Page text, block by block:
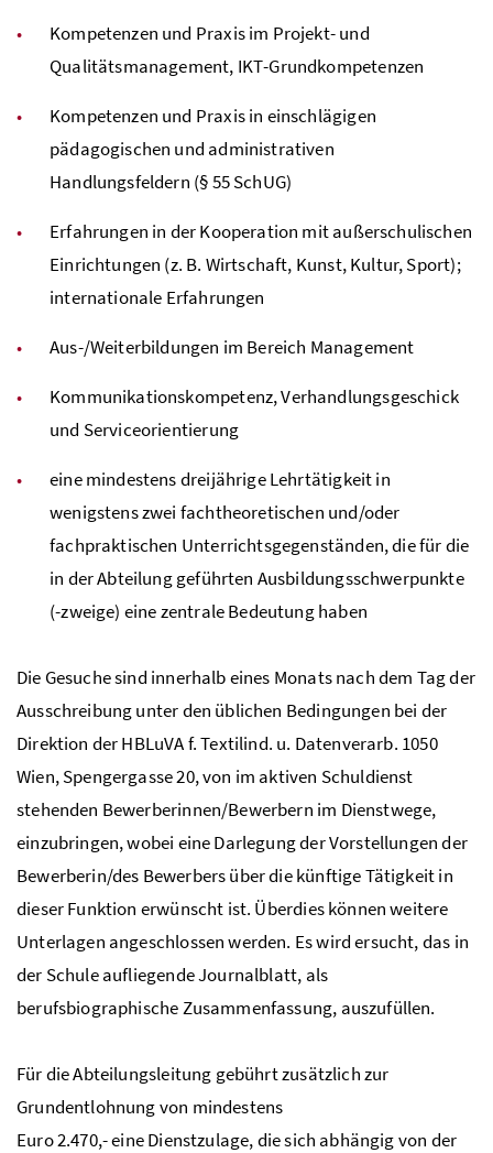
Kompetenzen und Praxis im Projekt- und
Qualitätsmanagement, IKT-Grundkompetenzen
Kompetenzen und Praxis in einschlägigen
pädagogischen und administrativen
Handlungsfeldern (§ 55SchUG)
Erfahrungen in der Kooperation mit außerschulischen
Einrichtungen (z. B. Wirtschaft, Kunst, Kultur, Sport);
internationale Erfahrungen
Aus-/Weiterbildungen im Bereich Management
Kommunikationskompetenz, Verhandlungsgeschick
und Serviceorientierung
eine mindestens dreijährige Lehrtätigkeit in
wenigstens zwei fachtheoretischen und/oder
fachpraktischen Unterrichtsgegenständen, die für die
in der Abteilung geführten Ausbildungsschwerpunkte
(-zweige) eine zentrale Bedeutung haben
Die Gesuche sind innerhalb eines Monats nach dem Tag der
Ausschreibung unter den üblichen Bedingungen bei der
Direktion derHBLuVA f. Textilind. u. Datenverarb. 1050
Wien, Spengergasse 20, von im aktiven Schuldienst
stehenden Bewerberinnen/Bewerbern im Dienstwege,
einzubringen, wobei eine Darlegung der Vorstellungen der
Bewerberin/des Bewerbers über die künftige Tätigkeit in
dieser Funktion erwünscht ist. Überdies können weitere
Unterlagen angeschlossen werden. Es wird ersucht, das in
der Schule aufliegende Journalblatt, als
berufsbiographische Zusammenfassung, auszufüllen.
Für die Abteilungsleitung gebührt zusätzlich zur
Grundentlohnung von mindestens
Euro 2.470,- eine Dienstzulage, die sich abhängig von der